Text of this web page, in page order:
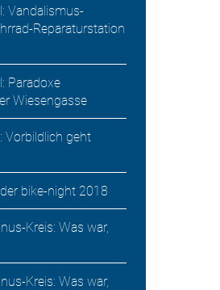
Vandalismus-
Reparaturstation
Paradoxe
Wiesengasse
Vorbildlich geht
bike-night 2018
Kreis: Was war,
Kreis: Was war,